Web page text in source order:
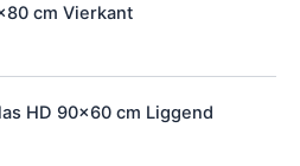
cm Vierkant
HD 90x60 cm Liggend